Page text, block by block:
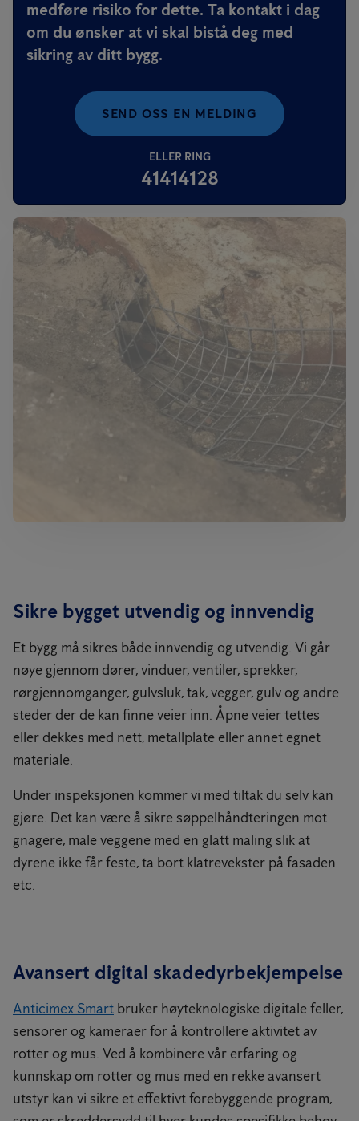
medføre risiko for dette. Ta kontakt i dag
om du ønsker at vi skal bistå deg med
sikring av ditt bygg.
SEND OSS EN MELDING
ELLER RING
41414128
Sikre bygget utvendig og innvendig
Et bygg må sikres både innvendig og utvendig. Vi går
nøye gjennom dører, vinduer, ventiler, sprekker,
rørgjennomganger, gulvsluk, tak, vegger, gulv og andre
steder der de kan finne veier inn. Åpne veier tettes
eller dekkes med nett, metallplate eller annet egnet
materiale.
Under inspeksjonen kommer vi med tiltak du selv kan
gjøre. Det kan være å sikre søppelhåndteringen mot
gnagere, male veggene med en glatt maling slik at
dyrene ikke får feste, ta bort klatrevekster på fasaden
etc.
Avansert digital skadedyrbekjempelse
Anticimex Smart bruker høyteknologiske digitale feller,
sensorer og kameraer for å kontrollere aktivitet av
rotter og mus. Ved å kombinere vår erfaring og
kunnskap om rotter og mus med en rekke avansert
utstyr kan vi sikre et effektivt forebyggende program,